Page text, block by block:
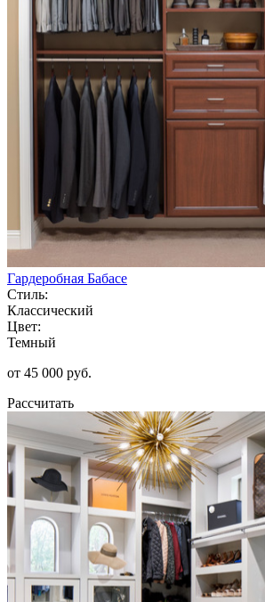
Гардеробная Бабасе
Стиль:
Классический
Цвет:
Темный
от 45 000 руб.
Рассчитать